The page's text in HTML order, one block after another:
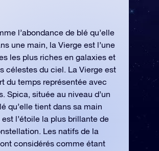
l’abondance de blé qu’elle
une main, la Vierge est l’une
les plus riches en galaxies et
célestes du ciel. La Vierge est
du temps représentée avec
Spica, située au niveau d’un
qu’elle tient dans sa main
l’étoile la plus brillante de
Les natifs de la
considérés comme étant